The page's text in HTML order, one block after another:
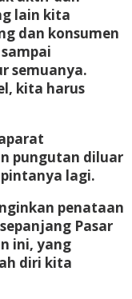
lain kita
dan konsumen
semuanya.
kita harus
pungutan diluar
lagi.
penataan
Pasar
ini, yang
diri kita